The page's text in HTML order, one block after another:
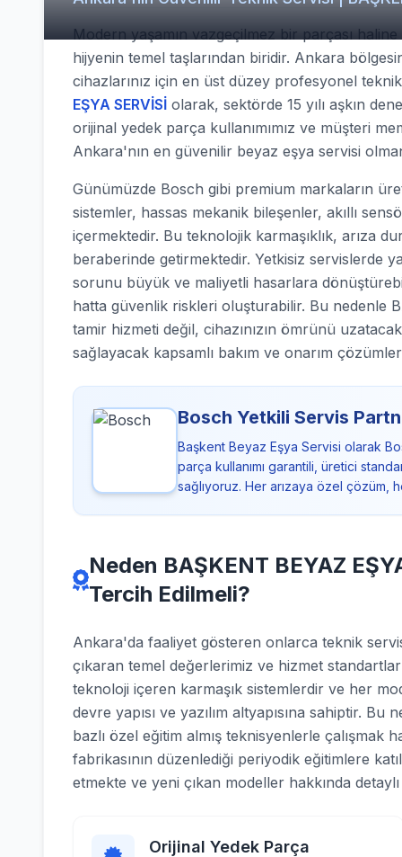
Modern yaşamın vazgeçilmez bir parçası
hijyenin temel taşlarından biridir. Ankara
cihazlarınız için en üst düzey profesyonel
EŞYA SERVİSİ olarak, sektörde 15 yılı aşkın
orijinal yedek parça kullanımımız ve müşteri
Ankara'nın en güvenilir beyaz eşya servisi
Günümüzde Bosch gibi premium markaların
sistemler, hassas mekanik bileşenler, akıllı
içermektedir. Bu teknolojik karmaşıklık, arıza
beraberinde getirmektedir. Yetkisiz servislerde
sorunu büyük ve maliyetli hasarlara
hatta güvenlik riskleri oluşturabilir. Bu nedenle
tamir hizmeti değil, cihazınızın ömrünü
sağlayacak kapsamlı bakım ve onarım
Bosch Yetkili Servis
Başkent Beyaz Eşya Servisi olarak
parça kullanımı garantili, üretici
sağlıyoruz. Her arızaya özel çözüm,
Neden BAŞKENT BEYAZ
Tercih Edilmeli?
Ankara'da faaliyet gösteren onlarca teknik
çıkaran temel değerlerimiz ve hizmet
teknoloji içeren karmaşık sistemlerdir ve her
devre yapısı ve yazılım altyapısına sahiptir.
bazlı özel eğitim almış teknisyenlerle çalışmak
fabrikasının düzenlediği periyodik eğitimlere
etmekte ve yeni çıkan modeller hakkında
Orijinal Yedek Parça